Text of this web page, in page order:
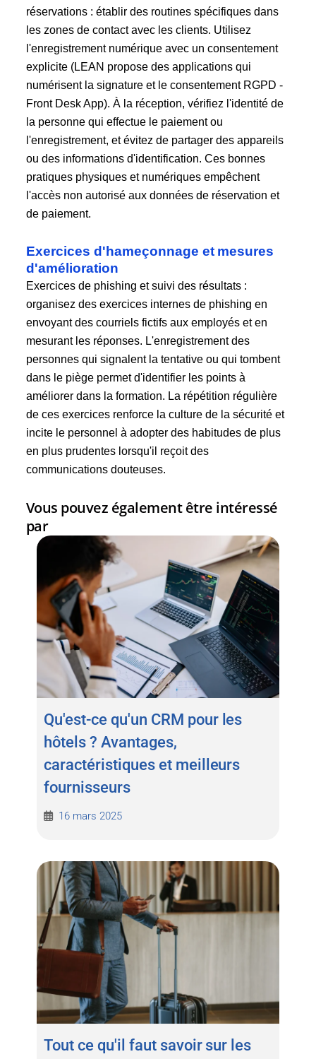
réservations : établir des routines spécifiques dans
les zones de contact avec les clients. Utilisez
l'enregistrement numérique avec un consentement
explicite (LEAN propose des applications qui
numérisent la signature et le consentement RGPD -
Front Desk App). À la réception, vérifiez l'identité de
la personne qui effectue le paiement ou
l'enregistrement, et évitez de partager des appareils
ou des informations d'identification. Ces bonnes
pratiques physiques et numériques empêchent
l'accès non autorisé aux données de réservation et
de paiement.
Exercices d'hameçonnage et mesures
d'amélioration
Exercices de phishing et suivi des résultats :
organisez des exercices internes de phishing en
envoyant des courriels fictifs aux employés et en
mesurant les réponses. L'enregistrement des
personnes qui signalent la tentative ou qui tombent
dans le piège permet d'identifier les points à
améliorer dans la formation. La répétition régulière
de ces exercices renforce la culture de la sécurité et
incite le personnel à adopter des habitudes de plus
en plus prudentes lorsqu'il reçoit des
communications douteuses.
Vous pouvez également être intéressé
par
Qu'est-ce qu'un CRM pour les
hôtels ? Avantages,
caractéristiques et meilleurs
fournisseurs
16 mars 2025
Tout ce qu'il faut savoir sur les